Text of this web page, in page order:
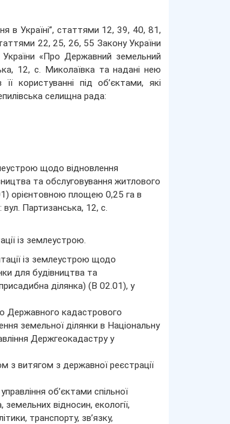
в Україні”, статтями 12, 39, 40, 81,
22, 25, 26, 55 Закону України
«Про Державний земельний
12, с. Миколаївка та надані нею
користуванні під об’єктами, які
селищна рада:
щодо відновлення
та обслуговування житлового
орієнтовною площею 0,25 га в
Партизанська, 12, с.
із землеустрою.
із землеустрою щодо
для будівництва та
ділянка) (В 02.01), у
Державного кадастрового
земельної ділянки в Національну
Держгеокадастру у
витягом з державної реєстрації
об’єктами спільної
відносин, екології,
транспорту, зв’язку,